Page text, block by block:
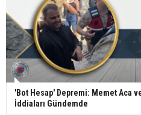
'Bot Hesap' Depremi: Memet Aca
İddiaları Gündemde